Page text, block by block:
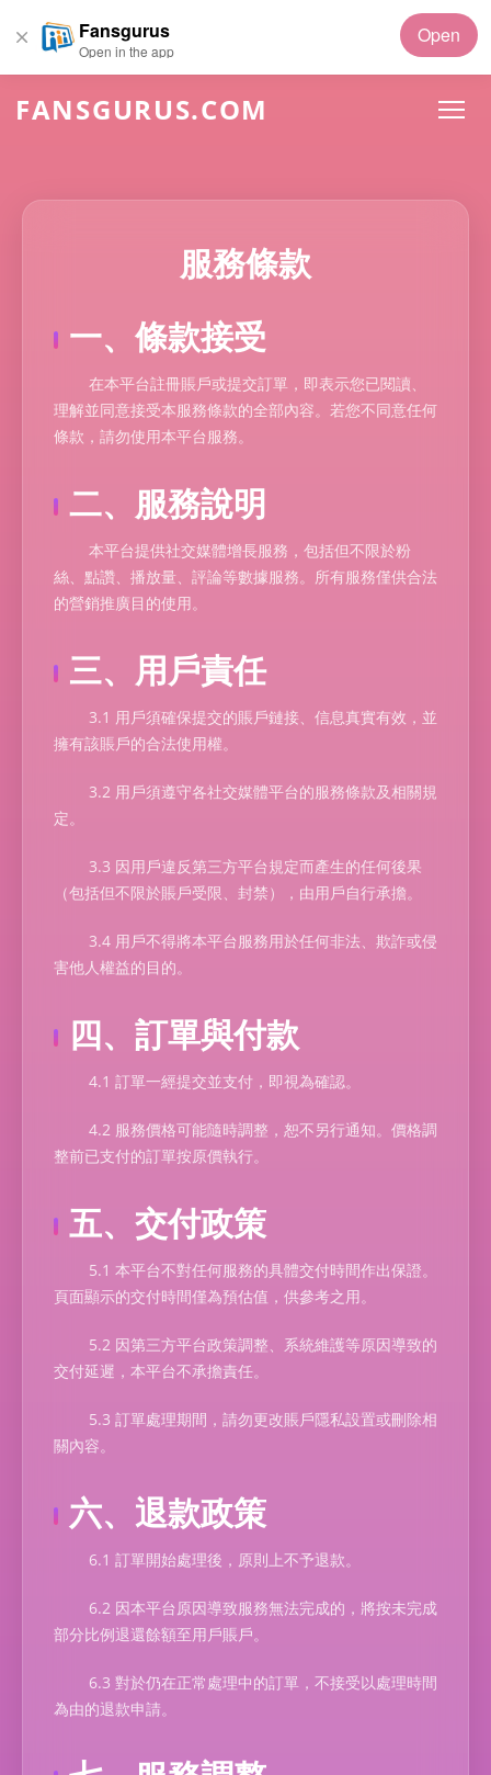
Fansgurus
Open in the app
Open
FANSGURUS.COM
服務條款
一、條款接受
在本平台註冊賬戶或提交訂單，即表示您已閱讀、
理解並同意接受本服務條款的全部內容。若您不同意任何
條款，請勿使用本平台服務。
二、服務說明
本平台提供社交媒體增長服務，包括但不限於粉
絲、點讚、播放量、評論等數據服務。所有服務僅供合法
的營銷推廣目的使用。
三、用戶責任
3.1 用戶須確保提交的賬戶鏈接、信息真實有效，並
擁有該賬戶的合法使用權。
3.2 用戶須遵守各社交媒體平台的服務條款及相關規
定。
3.3 因用戶違反第三方平台規定而產生的任何後果
（包括但不限於賬戶受限、封禁），由用戶自行承擔。
3.4 用戶不得將本平台服務用於任何非法、欺詐或侵
害他人權益的目的。
四、訂單與付款
4.1 訂單一經提交並支付，即視為確認。
4.2 服務價格可能隨時調整，恕不另行通知。價格調
整前已支付的訂單按原價執行。
五、交付政策
5.1 本平台不對任何服務的具體交付時間作出保證。
頁面顯示的交付時間僅為預估值，供參考之用。
5.2 因第三方平台政策調整、系統維護等原因導致的
交付延遲，本平台不承擔責任。
5.3 訂單處理期間，請勿更改賬戶隱私設置或刪除相
關內容。
六、退款政策
6.1 訂單開始處理後，原則上不予退款。
6.2 因本平台原因導致服務無法完成的，將按未完成
部分比例退還餘額至用戶賬戶。
6.3 對於仍在正常處理中的訂單，不接受以處理時間
為由的退款申請。